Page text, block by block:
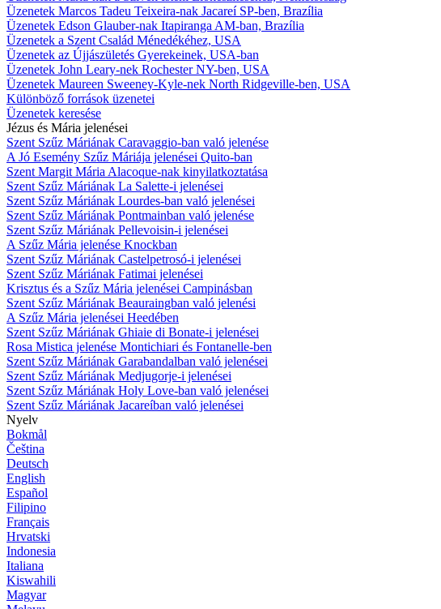
Üzenetek Marcos Tadeu Teixeira-nak Jacareí SP-ben, Brazília
Üzenetek Edson Glauber-nak Itapiranga AM-ban, Brazília
Üzenetek a Szent Család Ménedékéhez, USA
Üzenetek az Újjászületés Gyerekeinek, USA-ban
Üzenetek John Leary-nek Rochester NY-ben, USA
Üzenetek Maureen Sweeney-Kyle-nek North Ridgeville-ben, USA
Különböző források üzenetei
Üzenetek keresése
Jézus és Mária jelenései
Szent Szűz Máriának Caravaggio-ban való jelenése
A Jó Esemény Szűz Máriája jelenései Quito-ban
Szent Margit Mária Alacoque-nak kinyilatkoztatása
Szent Szűz Máriának La Salette-i jelenései
Szent Szűz Máriának Lourdes-ban való jelenései
Szent Szűz Máriának Pontmainban való jelenése
Szent Szűz Máriának Pellevoisin-i jelenései
A Szűz Mária jelenése Knockban
Szent Szűz Máriának Castelpetrosó-i jelenései
Szent Szűz Máriának Fatimai jelenései
Krisztus és a Szűz Mária jelenései Campinásban
Szent Szűz Máriának Beauraingban való jelenési
A Szűz Mária jelenései Heedében
Szent Szűz Máriának Ghiaie di Bonate-i jelenései
Rosa Mistica jelenése Montichiari és Fontanelle-ben
Szent Szűz Máriának Garabandalban való jelenései
Szent Szűz Máriának Medjugorje-i jelenései
Szent Szűz Máriának Holy Love-ban való jelenései
Szent Szűz Máriának Jacareíban való jelenései
Nyelv
Bokmål
Čeština
Deutsch
English
Español
Filipino
Français
Hrvatski
Indonesia
Italiana
Kiswahili
Magyar